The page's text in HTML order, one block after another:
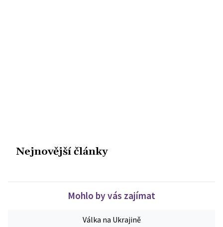
Nejnovější články
Mohlo by vás zajímat
Válka na Ukrajině